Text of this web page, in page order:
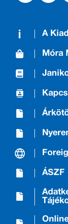
A
Móra
ÁSZF